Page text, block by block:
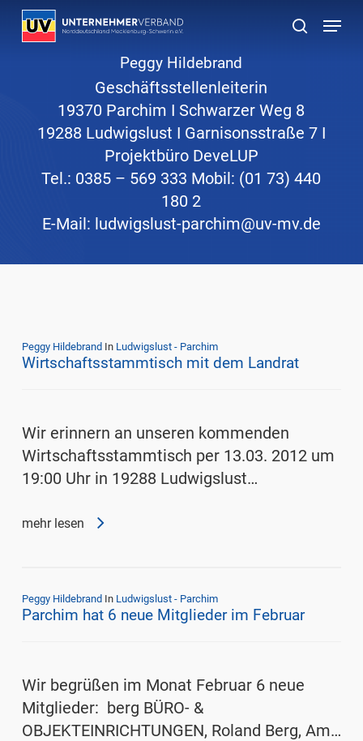
Skip
suchen
Menu
Peggy Hildebrand
Geschäftsstellenleiterin
19370 Parchim I Schwarzer Weg 8
19288 Ludwigslust I Garnisonsstraße 7 I
Projektbüro DeveLUP
Tel.: 0385 – 569 333 Mobil: (01 73) 440
180 2
E-Mail: ludwigslust-parchim@uv-mv.de
Peggy Hildebrand In Ludwigslust - Parchim
Wirtschaftsstammtisch mit dem Landrat
Wir erinnern an unseren kommenden
Wirtschaftsstammtisch per 13.03. 2012 um
19:00 Uhr in 19288 Ludwigslust…
mehr lesen
Peggy Hildebrand In Ludwigslust - Parchim
Parchim hat 6 neue Mitglieder im Februar
Wir begrüßen im Monat Februar 6 neue
Mitglieder: berg BÜRO- &
OBJEKTEINRICHTUNGEN, Roland Berg, Am…